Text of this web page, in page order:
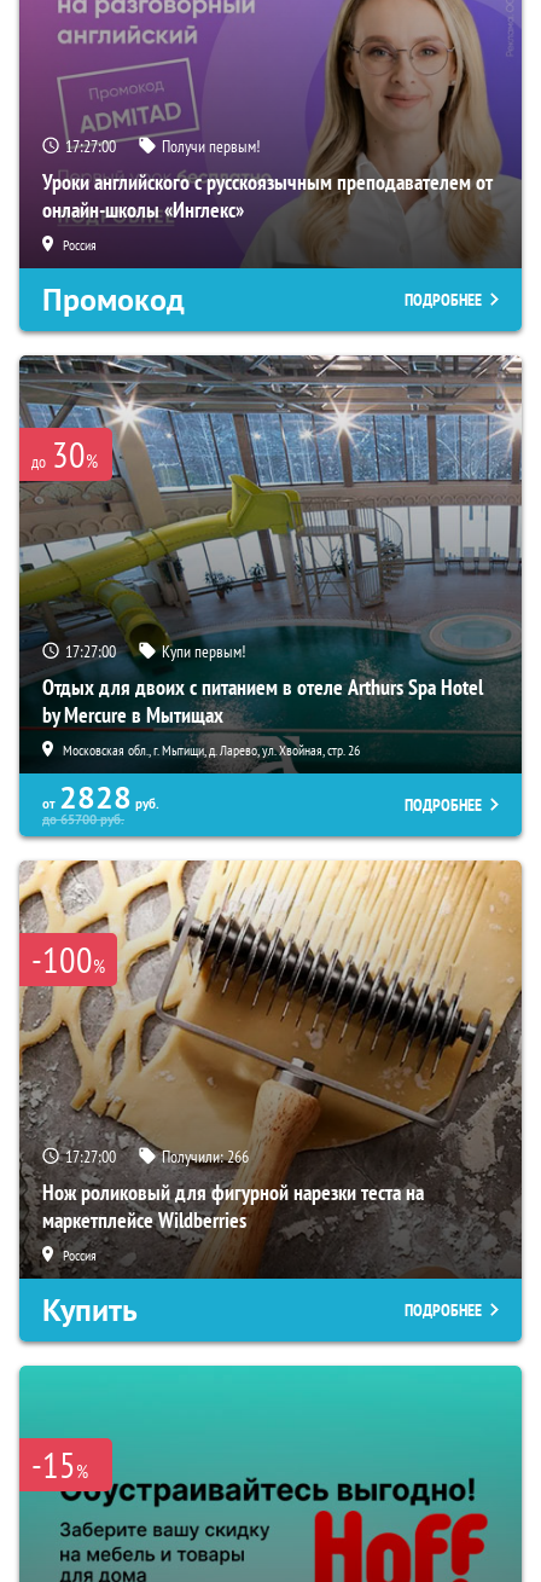
17:26:58 Получи первым!
Уроки английского с русскоязычным преподавателем от
онлайн-школы «Инглекс»
Россия
Промокод ПОДРОБНЕЕ
до 30%
17:26:58 Купи первым!
Отдых для двоих с питанием в отеле Arthurs Spa Hotel
by Mercure в Мытищах
Московская обл., г. Мытищи, д. Ларево, ул. Хвойная, стр. 26
от 2828 руб.
до65700руб.
ПОДРОБНЕЕ
-100%
17:26:58 Получили:266
Нож роликовый для фигурной нарезки теста на
маркетплейсе Wildberries
Россия
Купить ПОДРОБНЕЕ
-15%